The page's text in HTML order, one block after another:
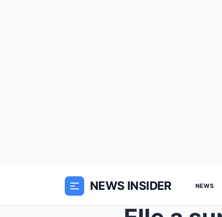
NEWS INSIDER NEWS